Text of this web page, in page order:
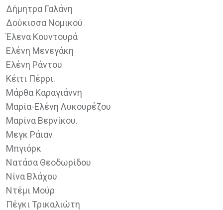
Δήμητρα Γαλάνη
Δούκισσα Νομικού
Έλενα Κουντουρά
Ελένη Μενεγάκη
Ελένη Ράντου
Κέιτι Πέρρι.
Μάρθα Καραγιάννη
Μαρία-Ελένη Λυκουρέζου
Μαρίνα Βερνίκου.
Μεγκ Ράιαν
Μπγιόρκ
Νατάσα Θεοδωρίδου
Νίνα Βλάχου
Ντέμι Μούρ
Πέγκι Τρικαλιώτη